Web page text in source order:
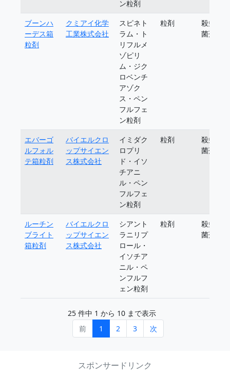
ン粒剤
ブーンハ
ーデス箱
粒剤
クミアイ化学
工業株式会社
スピネト
ラム・ト
リフルメ
ゾピリ
ム・ジク
ロベンチ
アゾク
ス・ペン
フルフェ
ン粒剤
粒剤
殺虫殺
菌剤
エバーゴ
ルフォル
テ箱粒剤
バイエルクロ
ップサイエン
ス株式会社
イミダク
ロプリ
ド・イソ
チアニ
ル・ペン
フルフェ
ン粒剤
粒剤
殺虫殺
菌剤
ルーチン
ブライト
箱粒剤
バイエルクロ
ップサイエン
ス株式会社
シアント
ラニリプ
ロール・
イソチア
ニル・ペ
ンフルフ
ェン粒剤
粒剤
殺虫殺
菌剤
25 件中 1 から 10 まで表示
前
1 2 3 次
スポンサードリンク